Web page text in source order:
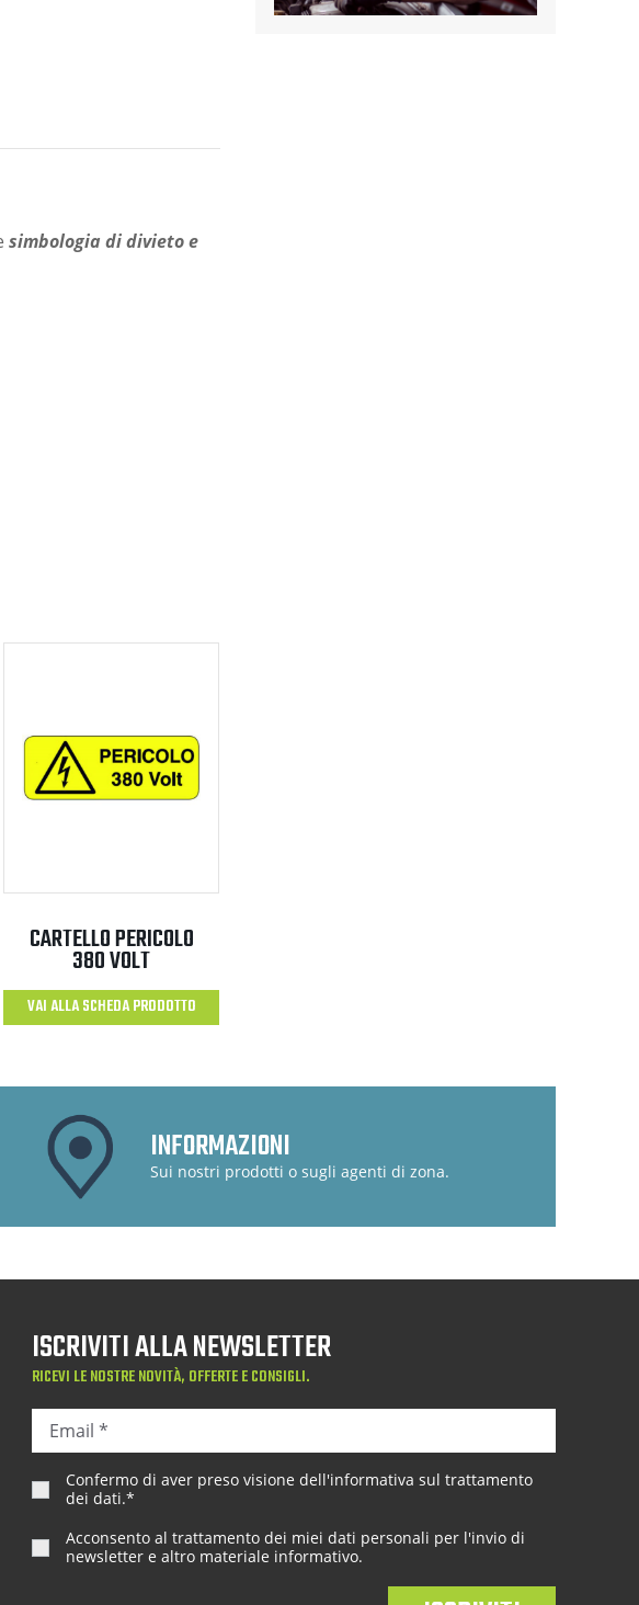
simbologia di divieto e
CARTELLO PERICOLO
380 VOLT
VAI ALLA SCHEDA PRODOTTO
INFORMAZIONI
Sui nostri prodotti o sugli agenti di zona.
ISCRIVITI ALLA NEWSLETTER
RICEVI LE NOSTRE NOVITÀ, OFFERTE E CONSIGLI.
Confermo di aver preso visione dell'informativa sul trattamento
dei dati.*
Acconsento al trattamento dei miei dati personali per l'invio di
newsletter e altro materiale informativo.